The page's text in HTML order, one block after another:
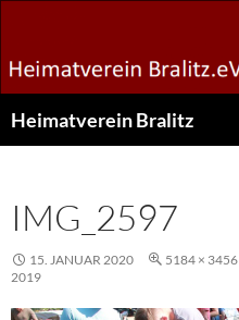
springen
Heimatverein Bralitz
IMG_2597
15. JANUAR 2020 5184 × 3456
2019